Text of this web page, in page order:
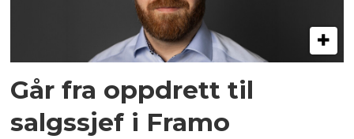
Går fra oppdrett til
salgssjef i Framo